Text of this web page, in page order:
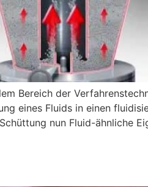
Bereich der
eines Fluids in einen
nun Fluid-ähnliche